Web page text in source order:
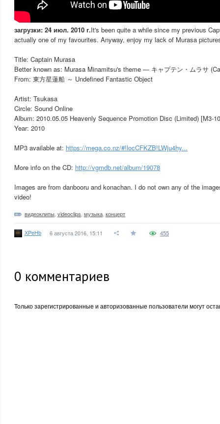
загрузки: 24 июл. 2010 г.It's been quite a while since my previous
actually one of my favourites. Anyway, enjoy my lack of Murasa
Title: Captain Murasa
Better known as: Murasa Minamitsu's theme — キャプテン・ムラサ
From: 東方星蓮船 ～ Undefined Fantastic Object
Artist: Tsukasa
Circle: Sound Online
Album: 2010.05.05 Heavenly Sequence Promotion Disc (Limited) [M3-
Year: 2010
MP3 available at: https://mega.co.nz/#!locCFKZB!LWju4hy...
More info on the CD: http://vgmdb.net/album/19078
Images are from danbooru and konachan. I do not own any of the
video!
видеоклипы videoclips музыка концерт
XPeHb 6 августа 2016, 15:11 455
0 комментариев
Только зарегистрированные и авторизованные пользователи могут